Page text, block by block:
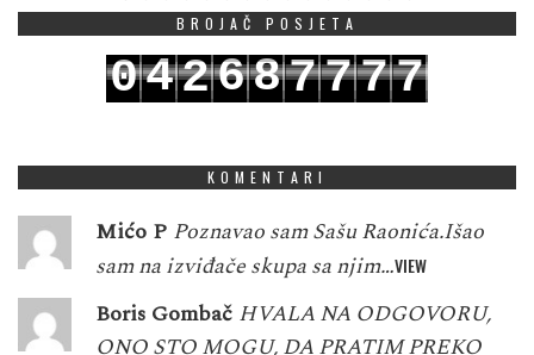
BROJAČ POSJETA
042687777
KOMENTARI
Mićo P Poznavao sam Sašu Raonića.Išao
sam na izviđače skupa sa njim…VIEW
Boris Gombač HVALA NA ODGOVORU,
ONO STO MOGU, DA PRATIM PREKO